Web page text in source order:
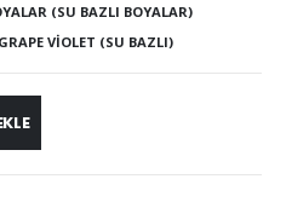
(SU BAZLI BOYALAR)
VIOLET (SU BAZLI)